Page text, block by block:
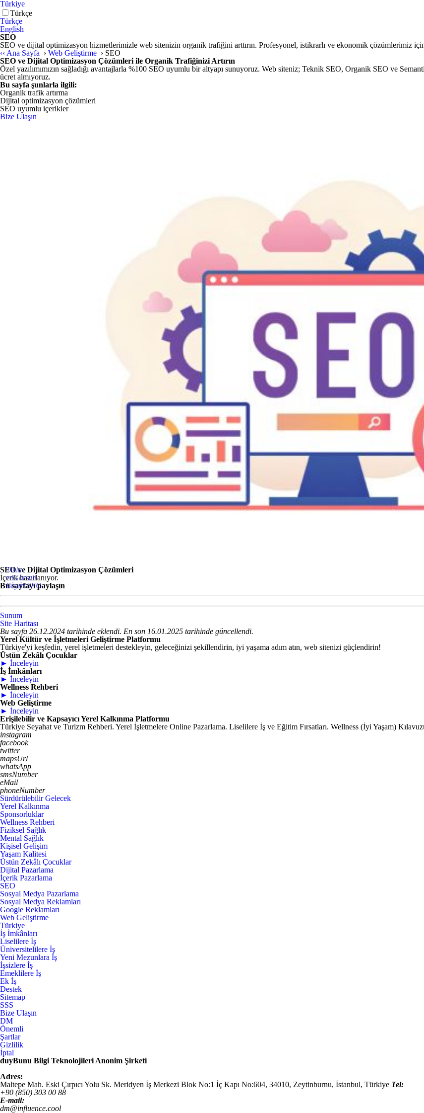
Türkiye
Türkçe
Türkçe
English
SEO
SEO ve dijital optimizasyon hizmetlerimizle web sitenizin organik trafiğini arttırın. Profesyonel, istikrarlı ve ekonomik çözümlerimiz
‹‹ Ana Sayfa › Web Geliştirme › SEO
SEO ve Dijital Optimizasyon Çözümleri ile Organik Trafiğinizi Artırın
Özel yazılımımızın sağladığı avantajlarla %100 SEO uyumlu bir altyapı sunuyoruz. Web siteniz; Teknik SEO, Organik SEO ve
ücret almıyoruz.
Bu sayfa şunlarla ilgili:
Organik trafik artırma
Dijital optimizasyon çözümleri
SEO uyumlu içerikler
Bize Ulaşın
Tıkla
veGörseli
Büyüt:SEO
SEO ve Dijital Optimizasyon Çözümleri
İçerik hazırlanıyor.
Bu sayfayı paylaşın
Sunum
Site Haritası
Bu sayfa 26.12.2024 tarihinde eklendi. En son 16.01.2025 tarihinde güncellendi.
Yerel Kültür ve İşletmeleri Geliştirme Platformu
Türkiye'yi keşfedin, yerel işletmeleri destekleyin, geleceğinizi şekillendirin, iyi yaşama adım atın, web sitenizi güçlendirin!
Üstün Zekâlı Çocuklar
► İnceleyin
İş İmkânları
► İnceleyin
Wellness Rehberi
► İnceleyin
Web Geliştirme
► İnceleyin
Erişilebilir ve Kapsayıcı Yerel Kalkınma Platformu
Türkiye Seyahat ve Turizm Rehberi. Yerel İşletmelere Online Pazarlama. Liselilere İş ve Eğitim Fırsatları. Wellness (İyi Yaşam)
instagram
facebook
twitter
mapsUrl
whatsApp
smsNumber
eMail
phoneNumber
Sürdürülebilir Gelecek
Yerel Kalkınma
Sponsorluklar
Wellness Rehberi
Fiziksel Sağlık
Mental Sağlık
Kişisel Gelişim
Yaşam Kalitesi
Üstün Zekâlı Çocuklar
Dijital Pazarlama
İçerik Pazarlama
SEO
Sosyal Medya Pazarlama
Sosyal Medya Reklamları
Google Reklamları
Web Geliştirme
Türkiye
İş İmkânları
Liselilere İş
Üniversitelilere İş
Yeni Mezunlara İş
İşsizlere İş
Emeklilere İş
Ek İş
Destek
Sitemap
SSS
Bize Ulaşın
DM
Önemli
Şartlar
Gizlilik
İptal
duyBunu Bilgi Teknolojileri Anonim Şirketi
Adres:
Maltepe Mah. Eski Çırpıcı Yolu Sk. Meridyen İş Merkezi Blok No:1 İç Kapı No:604, 34010, Zeytinburnu, İstanbul, Türkiye Tel:
+90 (850) 303 00 88
E-mail:
dm@influence.cool